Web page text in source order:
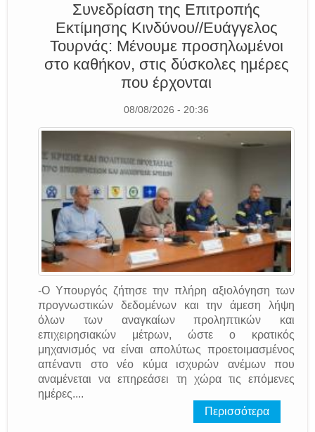
Συνεδρίαση της Επιτροπής
Εκτίμησης Κινδύνου//Ευάγγελος
Τουρνάς: Μένουμε προσηλωμένοι
στο καθήκον, στις δύσκολες ημέρες
που έρχονται
08/08/2026 - 20:36
-Ο Υπουργός ζήτησε την πλήρη αξιολόγηση των
προγνωστικών δεδομένων και την άμεση λήψη
όλων των αναγκαίων προληπτικών και
επιχειρησιακών μέτρων, ώστε ο κρατικός
μηχανισμός να είναι απολύτως προετοιμασμένος
απέναντι στο νέο κύμα ισχυρών ανέμων που
αναμένεται να επηρεάσει τη χώρα τις επόμενες
ημέρες....
Περισσότερα